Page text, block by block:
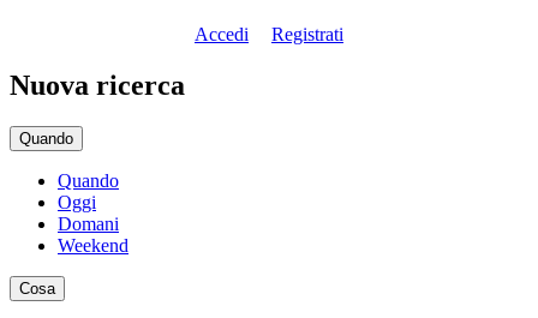
Accedi Registrati
Nuova ricerca
Quando
Quando
Oggi
Domani
Weekend
Cosa